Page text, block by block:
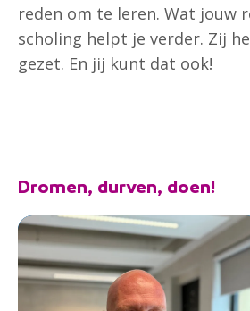
reden om te leren. Wat jouw
scholing helpt je verder. Zij
gezet. En jij kunt dat ook!
Dromen, durven, doen!